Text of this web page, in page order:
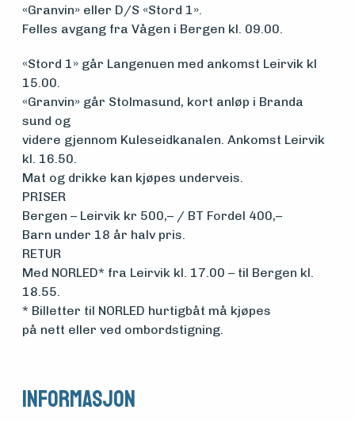
Vern,
vedlikehold
og drift
Om
foreningen
Aktuelt
Arrangementer
«Granvin» eller D/S «Stord 1».
Felles avgang fra Vågen i Bergen kl. 09.00.
«Stord 1» går Langenuen med ankomst Leirvik kl
15.00.
«Granvin» går Stolmasund, kort anløp i Branda
sund og
videre gjennom Kuleseidkanalen. Ankomst Leirvik
kl. 16.50.
Mat og drikke kan kjøpes underveis.
PRISER
Bergen – Leirvik kr 500,– / BT Fordel 400,–
Barn under 18 år halv pris.
RETUR
Med NORLED* fra Leirvik kl. 17.00 – til Bergen kl.
18.55.
* Billetter til NORLED hurtigbåt må kjøpes
på nett eller ved ombordstigning.
Informasjon